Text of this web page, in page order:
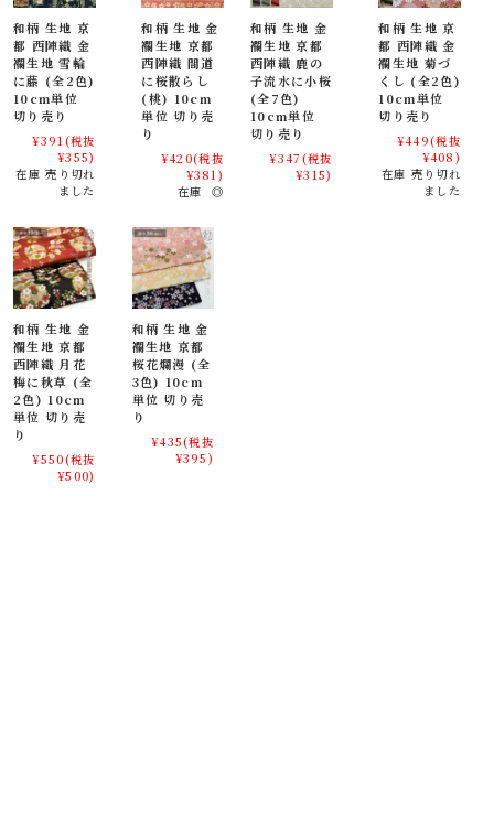
プロフェッショナルと愛好家のための多用途和ファッ
ション生地
金襴生地は、服飾デザイナーや舞台制作者、映像制作者、インテリアデ
ザイナーなど、プロフェッショナルな分野でも高く評価されています。
贈り物や小物にぴったりの日本製金襴織物
ても人気があり、日本らしさを感じる海外土産としても喜ばれます。
七五三や成人式、母の日、敬老の日などのお祝いには、袱紗や数珠入れ
の素材としてもおすすめです。
伝統と日常に寄り添う雅な和柄生地、金襴織物
大人の趣味から、お子様や園児、学生まで、幅広い層にご利用頂けま
す。宮司や僧侶など、伝統的な職業の方々にも重宝されているほか、イ
ンテリアやお土産品を製造する土産品製造者や工務店の方々にも人気の
素材です。犬の服や小物にも使用されることから、ペット用のアパレル
和柄 生地 京
都 西陣織 金
襴生地 雪輪
に藤 (全2色)
10cm単位
切り売り
¥391 (税抜
¥355)
在庫 売り切れ
ました
和柄 生地 金
襴生地 京都
西陣織 間道
に桜散らし
(桃) 10cm
単位 切り売
り
¥420(税抜
¥381)
在庫 ◎
和柄 生地 金
襴生地 京都
西陣織 鹿の
子流水に小桜
(全7色)
10cm単位
切り売り
¥347 (税抜
¥315)
和柄 生地 京
都 西陣織 金
襴生地 菊づ
くし (全2色)
10cm単位
切り売り
¥449(税抜
¥408)
在庫 売り切れ
ました
和柄 生地 金
襴生地 京都
西陣織 月花
梅に秋草 (全
2色) 10cm
単位 切り売
り
¥550(税抜
¥500)
和柄 生地 金
襴生地 京都
桜花爛漫 (全
3色) 10cm
単位 切り売
り
¥435(税抜
¥395)